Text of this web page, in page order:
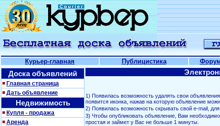
Курьер-главная Публицистика
Доска объявлений
Главная страница
Дать объявление
Недвижимость
Купля - продажа
Аренда
1) Появилась возможность удалять свои
появится иконка, нажав на которую объявление
2) Появилась возможность скрывать свой е-mail,
3) Чтобы опубликовать объявление, Вам
простая и займет у Вас не больше 1 минуты.